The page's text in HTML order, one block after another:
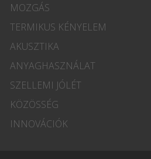
MOZGÁS
TERMIKUS KÉNYELEM
AKUSZTIKA
ANYAGHASZNÁLAT
SZELLEMI JÓLÉT
KÖZÖSSÉG
INNOVÁCIÓK